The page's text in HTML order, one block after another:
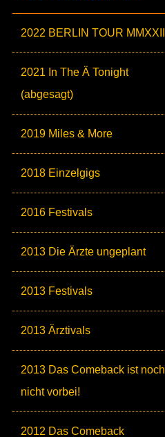
2022 BERLIN TOUR MMXXII
2021 In The Ä Tonight
(abgesagt)
2019 Miles & More
2018 Einzelgigs
2016 Festivals
2013 Die Ärzte ungeplant
2013 Festivals
2013 Ärztivals
2013 Das Comeback ist noch
nicht vorbei!
2012 Das Comeback